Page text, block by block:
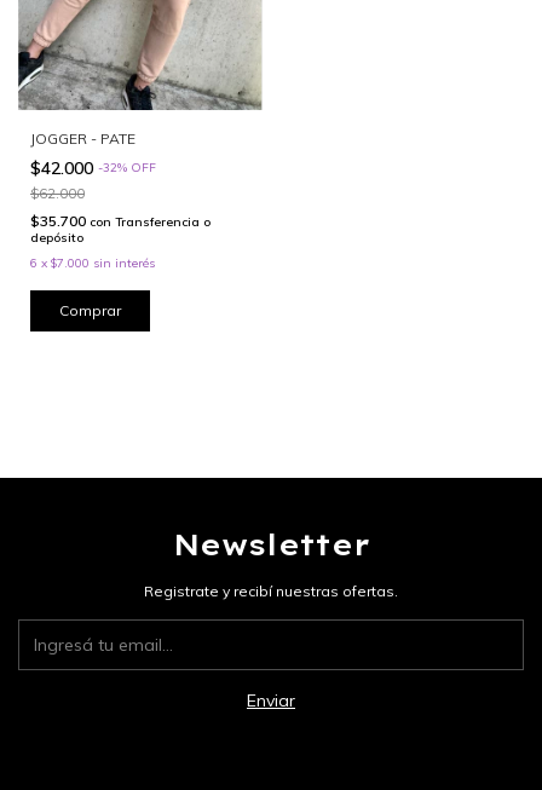
JOGGER - PATE
$42.000 -32% OFF
$62.000
$35.700 con Transferencia o
depósito
6 x $7.000 sin interés
Comprar
Newsletter
Registrate y recibí nuestras ofertas.